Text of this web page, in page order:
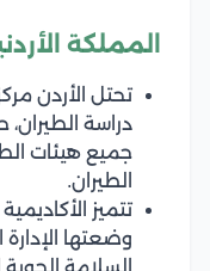
المملكة
تحتل الأردن
دراسة
جميع هيئات
الطيران.
تتميز
وضعتها الإدارة